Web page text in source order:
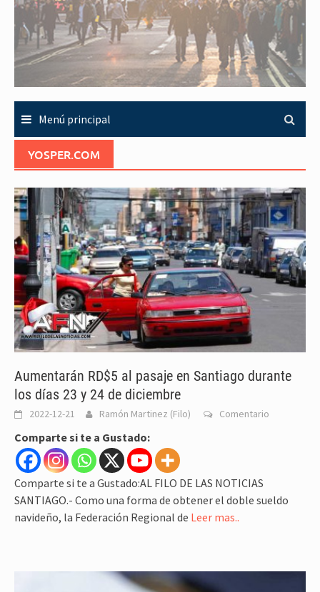
Menú principal
YOSPER.COM
Aumentarán RD$5 al pasaje en Santiago durante
los días 23 y 24 de diciembre
2022-12-21 Ramón Martinez (Filo) Comentario
Comparte si te a Gustado:
Comparte si te a Gustado:AL FILO DE LAS NOTICIAS
SANTIAGO.- Como una forma de obtener el doble sueldo
navideño, la Federación Regional de Leer mas..